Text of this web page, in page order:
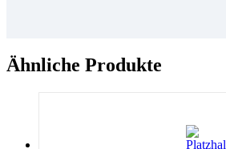
Ähnliche Produkte